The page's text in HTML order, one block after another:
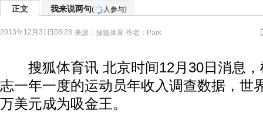
正文 我来说两句( 人参与)
2013年12月31日08:28 来源： 搜狐体育 作者：Park
搜狐体育讯 北京时间12月30日消息，
志一年一度的运动员年收入调查数据，世
万美元成为吸金王。